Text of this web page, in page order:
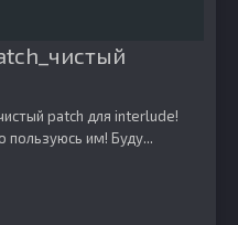
patch для interlude!
пользуюсь им! Буду...